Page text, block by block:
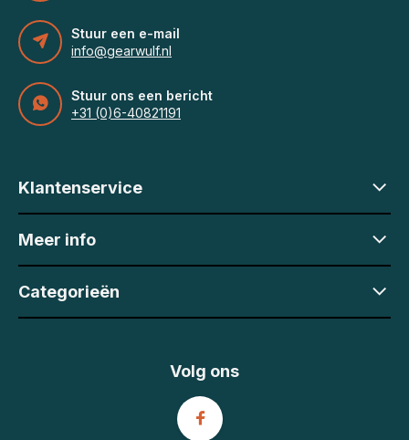
Stuur een e-mail
info@gearwulf.nl
Stuur ons een bericht
+31 (0)6-40821191
Klantenservice
Meer info
Categorieën
Volg ons